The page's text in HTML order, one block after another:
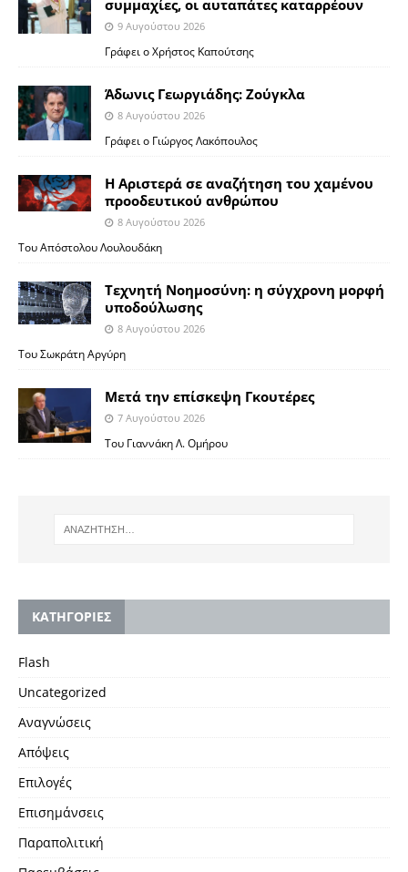
συμμαχίες, οι αυταπάτες καταρρέουν
9 Αυγούστου 2026
Γράφει ο Χρήστος Καπούτσης
Άδωνις Γεωργιάδης: Ζούγκλα
8 Αυγούστου 2026
Γράφει ο Γιώργος Λακόπουλος
Η Αριστερά σε αναζήτηση του χαμένου
προοδευτικού ανθρώπου
8 Αυγούστου 2026
Του Απόστολου Λουλουδάκη
Τεχνητή Νοημοσύνη: η σύγχρονη μορφή
υποδούλωσης
8 Αυγούστου 2026
Του Σωκράτη Αργύρη
Μετά την επίσκεψη Γκουτέρες
7 Αυγούστου 2026
Του Γιαννάκη Λ. Ομήρου
KΑΤΗΓΟΡΙΕΣ
Flash
Uncategorized
Αναγνώσεις
Απόψεις
Επιλογές
Επισημάνσεις
Παραπολιτική